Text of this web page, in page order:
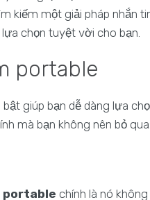
kiếm một giải pháp nhắn
chọn tuyệt vời cho bạn.
portable
giúp bạn dễ dàng lựa
mà bạn không nên bỏ qua:
portable chính là nó